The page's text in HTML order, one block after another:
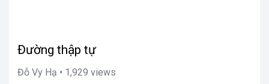
Đường thập tự
Đỗ Vy Hạ • 1,929 views